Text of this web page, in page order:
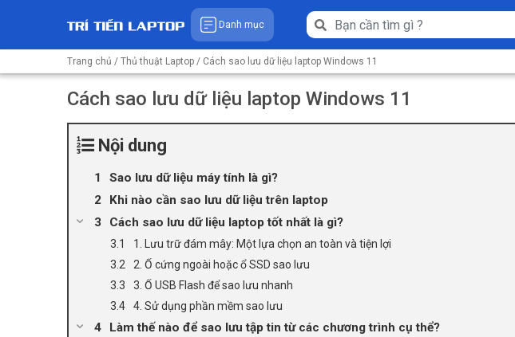
Danh mục
Trang chủ / Thủ thuật Laptop / Cách sao lưu dữ liệu laptop Windows 11
Cách sao lưu dữ liệu laptop Windows 11
Nội dung
Sao lưu dữ liệu máy tính là gì?
Khi nào cần sao lưu dữ liệu trên laptop
Cách sao lưu dữ liệu laptop tốt nhất là gì?
1. Lưu trữ đám mây: Một lựa chọn an toàn và tiện lợi
2. Ổ cứng ngoài hoặc ổ SSD sao lưu
3. Ổ USB Flash để sao lưu nhanh
4. Sử dụng phần mềm sao lưu
Làm thế nào để sao lưu tập tin từ các chương trình cụ thể?